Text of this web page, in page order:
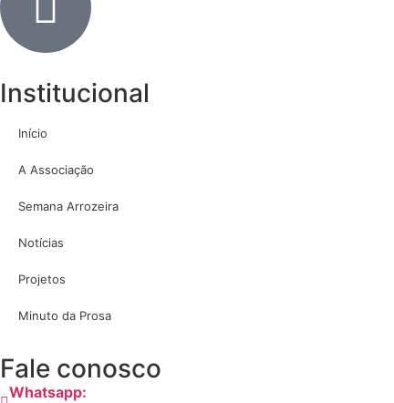
Institucional
Início
A Associação
Semana Arrozeira
Notícias
Projetos
Minuto da Prosa
Fale conosco
Whatsapp: